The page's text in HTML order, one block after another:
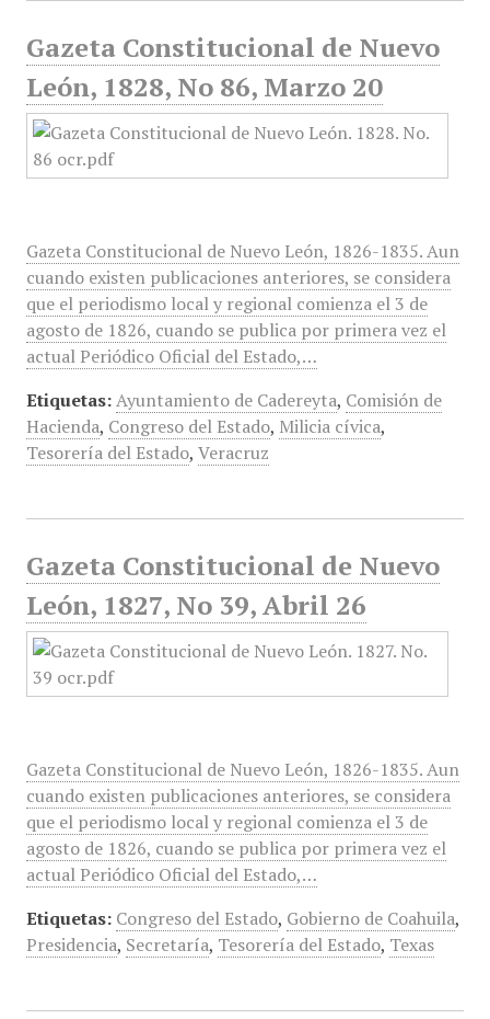
Gazeta Constitucional de Nuevo
León, 1828, No 86, Marzo 20
Gazeta Constitucional de Nuevo León, 1826-1835. Aun
cuando existen publicaciones anteriores, se considera
que el periodismo local y regional comienza el 3 de
agosto de 1826, cuando se publica por primera vez el
actual Periódico Oficial del Estado,…
Etiquetas: Ayuntamiento de Cadereyta, Comisión de
Hacienda, Congreso del Estado, Milicia cívica,
Tesorería del Estado, Veracruz
Gazeta Constitucional de Nuevo
León, 1827, No 39, Abril 26
Gazeta Constitucional de Nuevo León, 1826-1835. Aun
cuando existen publicaciones anteriores, se considera
que el periodismo local y regional comienza el 3 de
agosto de 1826, cuando se publica por primera vez el
actual Periódico Oficial del Estado,…
Etiquetas: Congreso del Estado, Gobierno de Coahuila,
Presidencia, Secretaría, Tesorería del Estado, Texas